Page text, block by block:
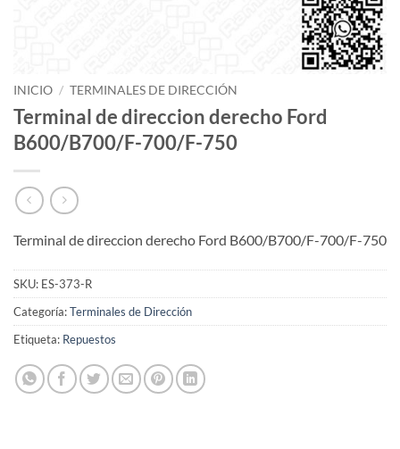
INICIO / TERMINALES DE DIRECCIÓN
Terminal de direccion derecho Ford
B600/B700/F-700/F-750
Terminal de direccion derecho Ford B600/B700/F-700/F-750
SKU: ES-373-R
Categoría:Terminales de Dirección
Etiqueta: Repuestos